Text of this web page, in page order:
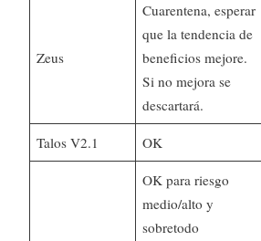
Zeus
Cuarentena, esperar
que la tendencia de
beneficios mejore.
Si no mejora se
descartará.
Talos V2.1 OK
OK para riesgo
medio/alto y
sobretodo